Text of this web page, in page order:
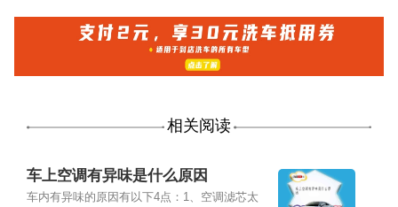
相关阅读
车上空调有异味是什么原因
车内有异味的原因有以下4点：1、空调滤芯太